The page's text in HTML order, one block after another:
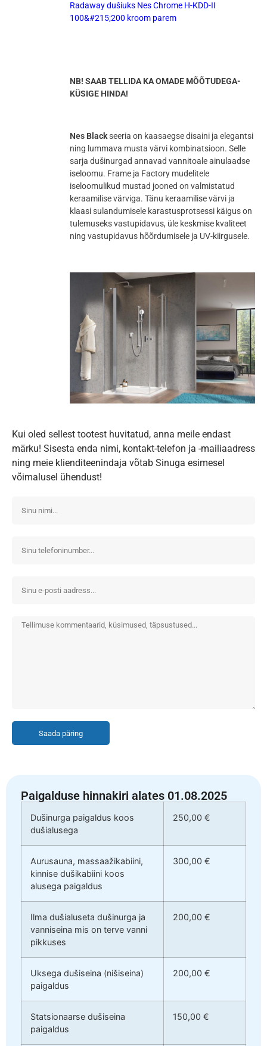
Radaway dušiuks Nes Chrome H-KDD-II
100&#215;200 kroom parem
NB! SAAB TELLIDA KA OMADE MÕÕTUDEGA-
KÜSIGE HINDA!
Nes Blackseeria on kaasaegse disaini ja elegantsi
ning lummava musta värvi kombinatsioon. Selle
sarja dušinurgad annavad vannitoale ainulaadse
iseloomu. Frame ja Factory mudelitele
iseloomulikud mustad jooned on valmistatud
keraamilise värviga. Tänu keraamilise värvi ja
klaasi sulandumisele karastusprotsessi käigus on
tulemuseks vastupidavus, üle keskmise kvaliteet
ning vastupidavus hõõrdumisele ja UV-kiirgusele.
Kui oled sellest tootest huvitatud, anna meile endast
märku! Sisesta enda nimi, kontakt-telefon ja -mailiaadress
ning meie klienditeenindaja võtab Sinuga esimesel
võimalusel ühendust!
Saada päring
Paigalduse hinnakiri alates 01.08.2025
Dušinurga paigaldus koos
dušialusega
250,00 €
Aurusauna, massaažikabiini,
kinnise dušikabiini koos
alusega paigaldus
300,00 €
Ilma dušialuseta dušinurga ja
vanniseina mis on terve vanni
pikkuses
200,00 €
Uksega dušiseina (nišiseina)
paigaldus
200,00 €
Statsionaarse dušiseina
paigaldus
150,00 €